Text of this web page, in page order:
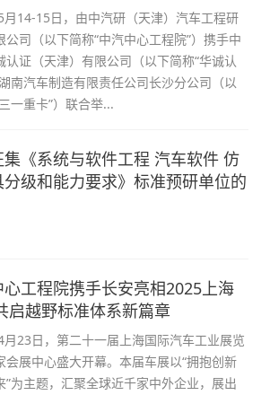
月14-15日，由中汽研（天津）汽车工程研
公司（以下简称“中汽中心工程院”）携手中
认证（天津）有限公司（以下简称“华诚认
南汽车制造有限责任公司长沙分公司（以
一重卡”）联合举...
集《系统与软件工程 汽车软件 仿
分级和能力要求》标准预研单位的
心工程院携手长安亮相2025上海
启越野标准体系新篇章
月23日，第二十一届上海国际汽车工业展览
会展中心盛大开幕。本届车展以“拥抱创新
”为主题，汇聚全球近千家中外企业，展出